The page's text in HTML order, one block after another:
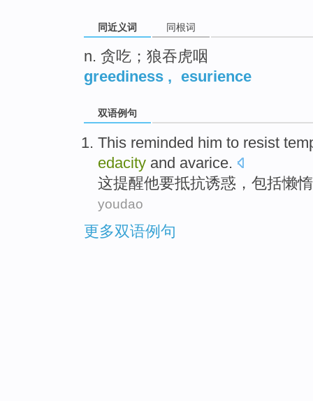
同近义词 同根词
n. 贪吃；狼吞虎咽
greediness , esurience
双语例句
This reminded him to resist
edacity and avarice.
这提醒他要抵抗诱惑 ， 包括懒惰
youdao
更多双语例句